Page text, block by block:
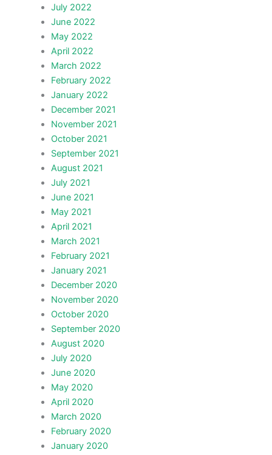
July 2022
June 2022
May 2022
April 2022
March 2022
February 2022
January 2022
December 2021
November 2021
October 2021
September 2021
August 2021
July 2021
June 2021
May 2021
April 2021
March 2021
February 2021
January 2021
December 2020
November 2020
October 2020
September 2020
August 2020
July 2020
June 2020
May 2020
April 2020
March 2020
February 2020
January 2020